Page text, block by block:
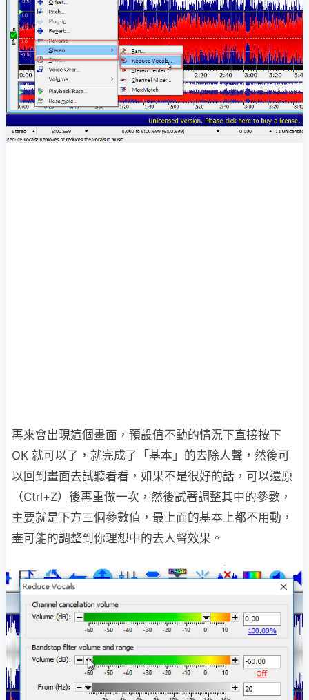
再來會出現這個畫面，預設值不動的情況下直接按下
OK 就可以了，就完成了「基本」的去除人聲，然後可
以回到畫面去試聽看看，如果不是很好的話，可以還原
（Ctrl+Z）後再重做一次，然後試著調整其中的參數，
主要就是下方三個參數值，最上面的基本上都不用動，
盡可能的調整到你理想中的去人聲效果。